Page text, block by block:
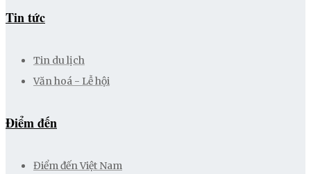
Tin tức
Tin du lịch
Văn hoá - Lễ hội
Điểm đến
Điểm đến Việt Nam